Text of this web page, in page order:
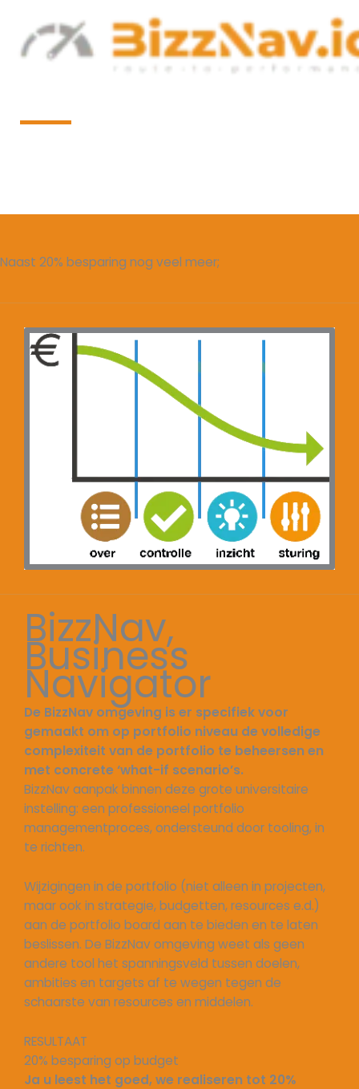
Naast 20% besparing nog veel meer;
BizzNav,
Business
Navigator
De BizzNav omgeving is er specifiek voor
gemaakt om op portfolio niveau de volledige
complexiteit van de portfolio te beheersen en
met concrete ‘what-if scenario’s.
BizzNav aanpak binnen deze grote universitaire
instelling: een professioneel portfolio
managementproces, ondersteund door tooling, in
te richten.
Wijzigingen in de portfolio (niet alleen in projecten,
maar ook in strategie, budgetten, resources e.d.)
aan de portfolio board aan te bieden en te laten
beslissen. De BizzNav omgeving weet als geen
andere tool het spanningsveld tussen doelen,
ambities en targets af te wegen tegen de
schaarste van resources en middelen.
RESULTAAT
20% besparing op budget
Ja u leest het goed, we realiseren tot 20%